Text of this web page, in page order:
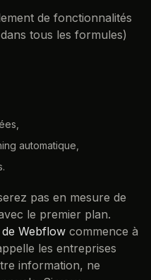
de fonctionnalités
tous les formules)
automatique,
pas en mesure de
le premier plan.
Webflow commence à
les entreprises
information, ne